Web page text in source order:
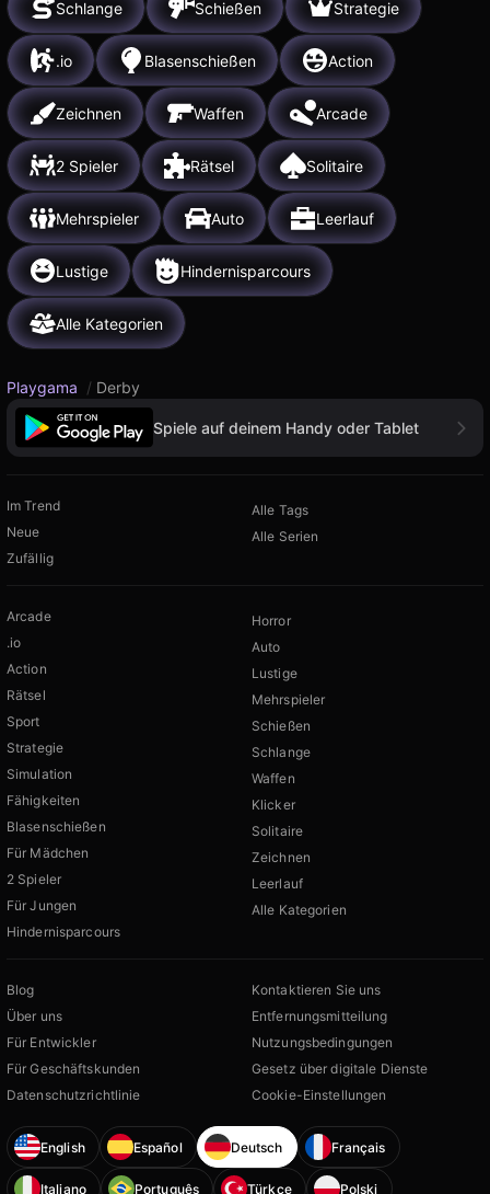
Schlange Schießen Strategie
.io Blasenschießen Action
Zeichnen Waffen Arcade
2 Spieler Rätsel Solitaire
Mehrspieler Auto Leerlauf
Lustige Hindernisparcours
Alle Kategorien
Playgama / Derby
Spiele auf deinem Handy oder Tablet
Im Trend
Neue
Zufällig
Alle Tags
Alle Serien
Arcade
.io
Action
Rätsel
Sport
Strategie
Simulation
Fähigkeiten
Blasenschießen
Für Mädchen
2 Spieler
Für Jungen
Hindernisparcours
Horror
Auto
Lustige
Mehrspieler
Schießen
Schlange
Waffen
Klicker
Solitaire
Zeichnen
Leerlauf
Alle Kategorien
Blog
Über uns
Für Entwickler
Für Geschäftskunden
Datenschutzrichtlinie
Kontaktieren Sie uns
Entfernungsmitteilung
Nutzungsbedingungen
Gesetz über digitale Dienste
Cookie-Einstellungen
English Español Deutsch Français
Italiano Português Türkçe Polski